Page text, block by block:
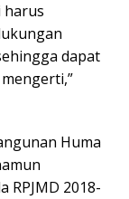
harus
dapat
Huma
RPJMD 2018-